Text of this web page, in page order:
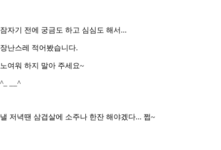
잠자기 전에 궁금도 하고 심심도 해서...
장난스레 적어봤습니다.
노여워 하지 말아 주세요~
^_ __^
낼 저녁땐 삼겹살에 소주나 한잔 해야겠다... 쩝~